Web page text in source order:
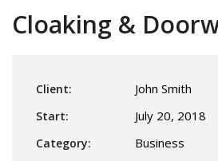
Cloaking &
Client: John Smith
Start: July 20, 2018
Category: Business